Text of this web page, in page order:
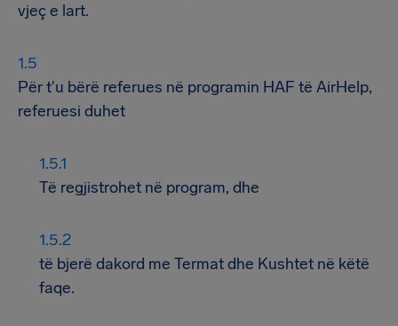
vjeç e lart.
Për t'u bërë referues në programin HAF të AirHelp,
referuesi duhet
Të regjistrohet në program, dhe
të bjerë dakord me Termat dhe Kushtet në këtë
faqe.